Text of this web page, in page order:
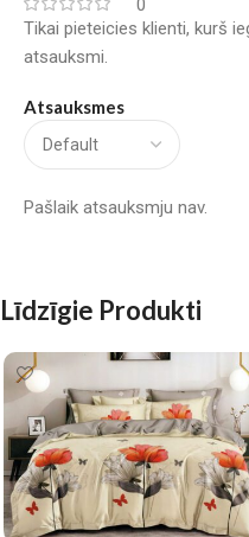
0
Atsauksmes
Pašlaik atsauksmju nav.
Tikai pieteicies klienti, kurš
atsauksmi.
Līdzīgie Produkti